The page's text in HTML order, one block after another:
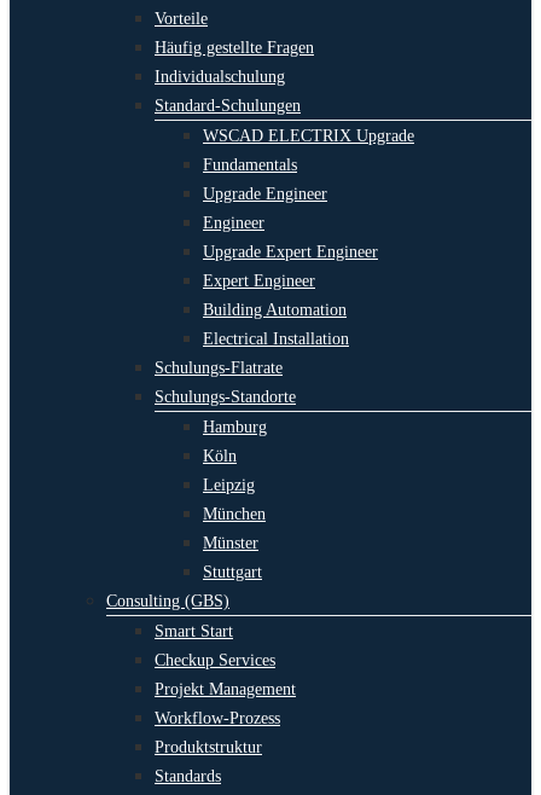
Vorteile
Häufig gestellte Fragen
Individualschulung
Standard-Schulungen
WSCAD ELECTRIX Upgrade
Fundamentals
Upgrade Engineer
Engineer
Upgrade Expert Engineer
Expert Engineer
Building Automation
Electrical Installation
Schulungs-Flatrate
Schulungs-Standorte
Hamburg
Köln
Leipzig
München
Münster
Stuttgart
Consulting (GBS)
Smart Start
Checkup Services
Projekt Management
Workflow-Prozess
Produktstruktur
Standards